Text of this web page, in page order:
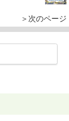
＞次のページ